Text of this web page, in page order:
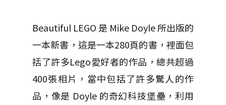
Beautiful LEGO 是 Mike Doyle 所出版的
一本新書，這是一本280頁的書，裡面包
括了許多Lego愛好者的作品，總共超過
400張相片，當中包括了許多驚人的作
品，像是 Doyle 的奇幻科技堡壘，利用